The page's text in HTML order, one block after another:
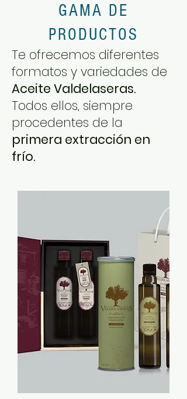
GAMA DE
PRODUCTOS
Te ofrecemos diferentes
formatos y variedades de
Aceite Valdelaseras.
Todos ellos, siempre
procedentes de la
primera extracción en
frío.